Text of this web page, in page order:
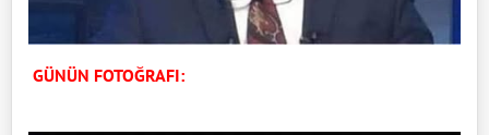
GÜNÜN FOTOĞRAFI: